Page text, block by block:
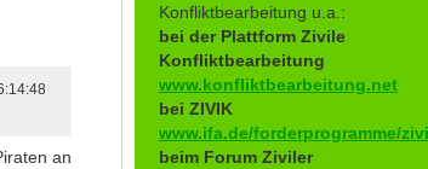
an
Konfliktbearbeitung u.a.:
bei der Plattform Zivile
Konfliktbearbeitung
www.konfliktbearbeitung.net
bei ZIVIK
www.ifa.de/forderprogramme/
beim Forum Ziviler